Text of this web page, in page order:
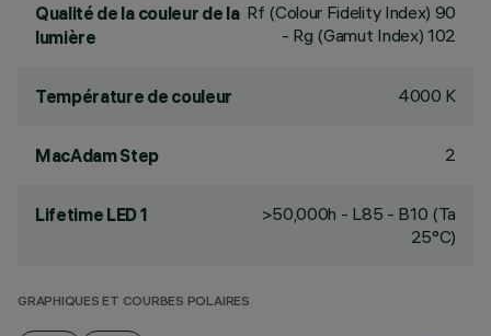
Qualité de la couleur de la
lumière
Rf (Colour Fidelity Index) 90
- Rg (Gamut Index) 102
Température de couleur 4000 K
MacAdam Step 2
Lifetime LED 1
>50,000h - L85 - B10 (Ta
25°C)
GRAPHIQUES ET COURBES POLAIRES